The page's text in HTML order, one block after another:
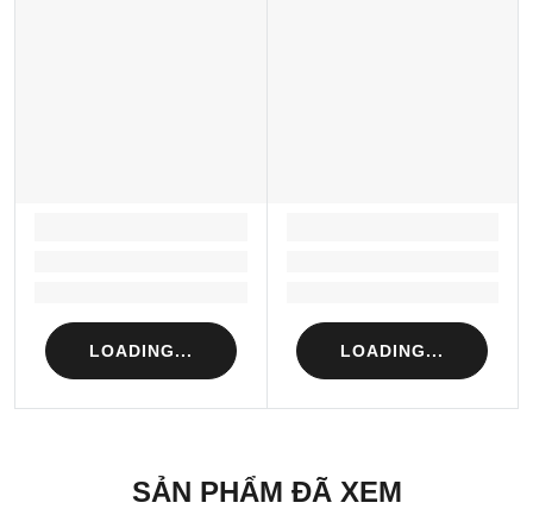
LOADING... LOADING...
SẢN PHẨM ĐÃ XEM